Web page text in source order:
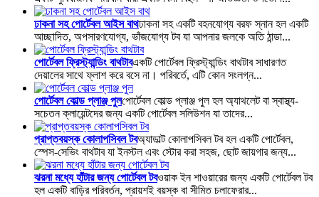
ঢাকনা সহ পোর্টেবল আইস বাথঢাকনা সহ একটি বহনযোগ্য বরফ স্নান হল একটি
আচ্ছাদিত, অপসারণযোগ্য, ভাঁজযোগ্য টব যা আপনার জলকে অতি ঠান্ডা...
পোর্টেবল ফ্রিস্ট্যান্ডিং বাথটাবএকটি পোর্টেবল ফ্রিস্ট্যান্ডিং বাথটাব সাধারণত
দেয়ালের সাথে ফ্লাশ করে বসে না। পরিবর্তে, এটি কোন সংলগ্ন...
পোর্টেবল কোল্ড প্লাঞ্জ পুলপোর্টেবল কোল্ড প্লাঞ্জ পুল হল অ্যাথলেট বা স্বাস্থ্য-
সচেতন ক্লায়েন্টদের জন্য একটি পোর্টেবল সলিউশন যা তাদের...
প্রাপ্তবয়স্ক কোলাপসিবল টবঅ্যাডাল্ট কোলাপসিবল টব হল একটি পোর্টেবল,
স্পেস-সেভিং বাথটাব যা ইনস্টল এবং স্টোর করা সহজ, ছোট জায়গার জন্য...
ঝরনা মধ্যে হাঁটার জন্য পোর্টেবল টবওয়াক ইন শাওয়ারের জন্য একটি পোর্টেবল টব
হল একটি বাড়ির পরিবর্তন, প্রায়শই বয়স্ক বা সীমিত চলাফেরার...